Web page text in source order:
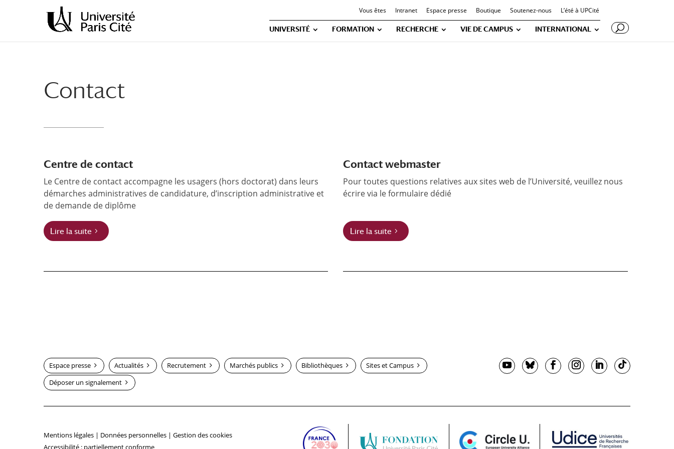
principal
navigation
Vous êtes Intranet Espace presse Boutique Soutenez-nous L’été à UPCité
UNIVERSITÉ FORMATION RECHERCHE VIE DE CAMPUS INTERNATIONAL
Contact
Centre de contact
Le Centre de contact accompagne les usagers (hors doctorat) dans leurs
démarches administratives de candidature, d’inscription administrative et
de demande de diplôme
Lire la suite
Contact webmaster
Pour toutes questions relatives aux sites web de l’Université, veuillez nous
écrire via le formulaire dédié
Lire la suite
Espace presse Actualités Recrutement Marchés publics Bibliothèques
Sites et Campus
Déposer un signalement
Mentions légales | Données personnelles | Gestion des cookies
Accessibilité : partiellement conforme